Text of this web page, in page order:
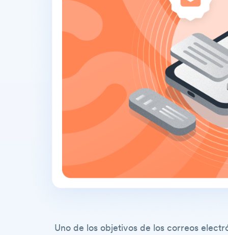
Uno de los objetivos de los correos